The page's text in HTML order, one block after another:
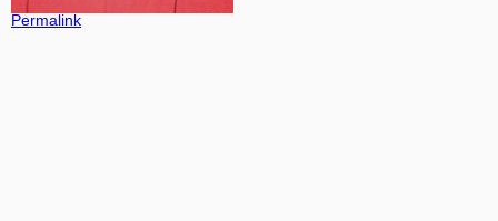
Permalink